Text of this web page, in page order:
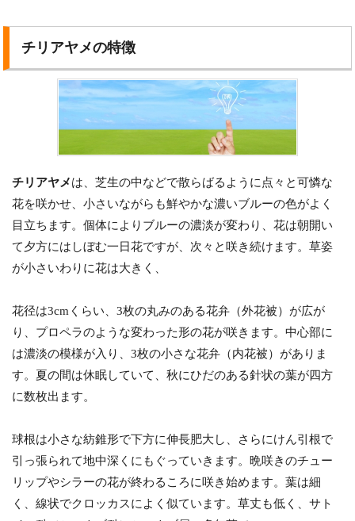
チリアヤメの特徴
チリアヤメは、芝生の中などで散らばるように点々と可憐な
花を咲かせ、小さいながらも鮮やかな濃いブルーの色がよく
目立ちます。個体によりブルーの濃淡が変わり、花は朝開い
て夕方にはしぼむ一日花ですが、次々と咲き続けます。草姿
が小さいわりに花は大きく、
花径は3cmくらい、3枚の丸みのある花弁（外花被）が広が
り、プロペラのような変わった形の花が咲きます。中心部に
は濃淡の模様が入り、3枚の小さな花弁（内花被）がありま
す。夏の間は休眠していて、秋にひだのある針状の葉が四方
に数枚出ます。
球根は小さな紡錐形で下方に伸長肥大し、さらにけん引根で
引っ張られて地中深くにもぐっていきます。晩咲きのチュー
リップやシラーの花が終わるころに咲き始めます。葉は細
く、線状でクロッカスによく似ています。草丈も低く、サト